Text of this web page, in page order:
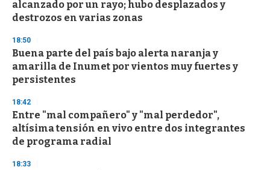
alcanzado por un rayo; hubo desplazados y
destrozos en varias zonas
18:50
Buena parte del país bajo alerta naranja y
amarilla de Inumet por vientos muy fuertes y
persistentes
18:42
Entre "mal compañero" y "mal perdedor",
altísima tensión en vivo entre dos integrantes
de programa radial
18:33